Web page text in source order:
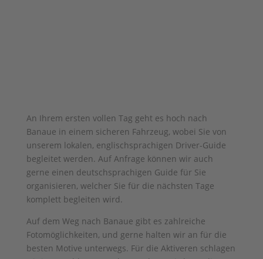
An Ihrem ersten vollen Tag geht es hoch nach
Banaue in einem sicheren Fahrzeug, wobei Sie von
unserem lokalen, englischsprachigen Driver-Guide
begleitet werden. Auf Anfrage können wir auch
gerne einen deutschsprachigen Guide für Sie
organisieren, welcher Sie für die nächsten Tage
komplett begleiten wird.
Auf dem Weg nach Banaue gibt es zahlreiche
Fotomöglichkeiten, und gerne halten wir an für die
besten Motive unterwegs. Für die Aktiveren schlagen